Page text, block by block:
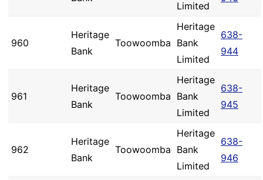
Limited
960
Heritage
Bank
Toowoomba
Heritage
Bank
Limited
638-
944
961
Heritage
Bank
Toowoomba
Heritage
Bank
Limited
638-
945
962
Heritage
Bank
Toowoomba
Heritage
Bank
Limited
638-
946